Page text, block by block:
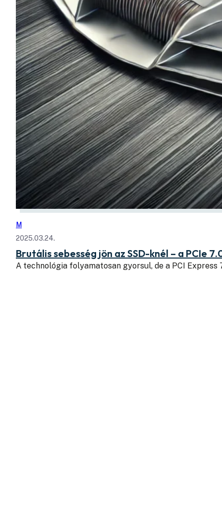
M
2025.03.24.
Brutális sebesség jön az SSD-knél – a PCIe
A technológia folyamatosan gyorsul, de a PCI Express